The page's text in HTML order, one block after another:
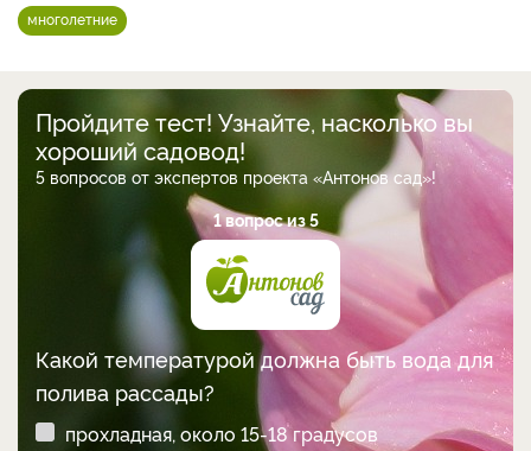
многолетние
Пройдите тест! Узнайте, насколько вы
хороший садовод!
5 вопросов от экспертов проекта «Антонов сад»!
1 вопрос из 5
Какой температурой должна быть вода для
полива рассады?
прохладная, около 15-18 градусов